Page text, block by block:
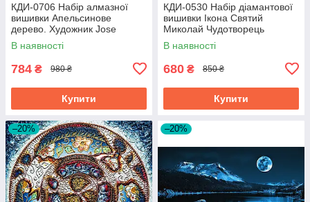
КДИ-0706 Набір алмазної
вишивки Апельсинове
дерево. Художник Jоse
Escofet
В наявності
784 ₴ 980 ₴
Купити
КДИ-0530 Набір діамантової
вишивки Ікона Святий
Миколай Чудотворець
В наявності
680 ₴ 850 ₴
Купити
–20% –20%